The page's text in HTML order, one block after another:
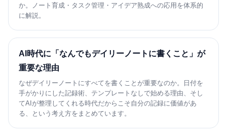
か。ノート育成・タスク管理・アイデア熟成への応用を体系的
に解説。
AI時代に「なんでもデイリーノートに書くこと」が
重要な理由
なぜデイリーノートにすべてを書くことが重要なのか。日付を
手がかりにした記録術、テンプレートなしで始める理由、そし
てAIが整理してくれる時代だからこそ自分の記録に価値があ
る、という考え方をまとめています。